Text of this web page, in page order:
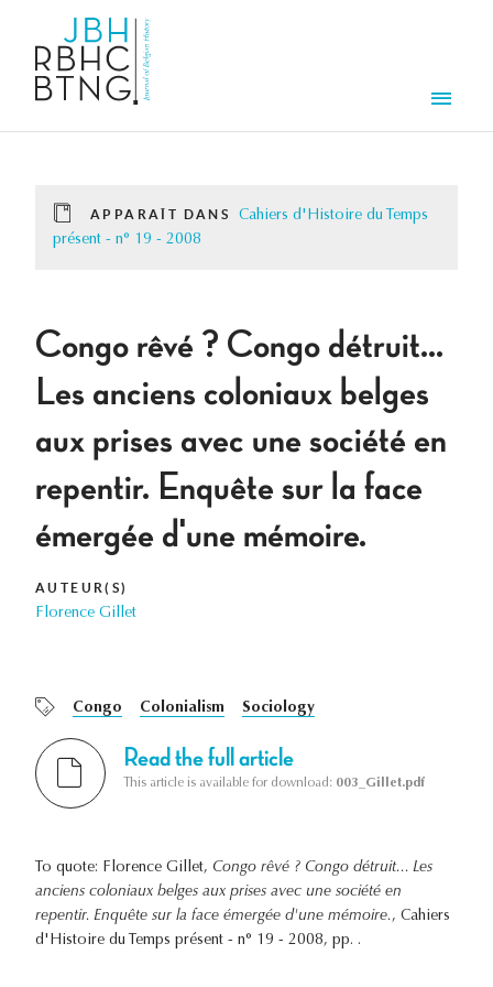
APPARAÎT DANS
Cahiers d'Histoire du Temps
présent - n° 19 - 2008
Congo rêvé ? Congo détruit...
Les anciens coloniaux belges
aux prises avec une société en
repentir. Enquête sur la face
émergée d'une mémoire.
AUTEUR(S)
Florence Gillet
Congo Colonialism Sociology
Read the full article
This article is available for download: 003_Gillet.pdf
To quote: Florence Gillet, Congo rêvé ? Congo détruit... Les
anciens coloniaux belges aux prises avec une société en
repentir. Enquête sur la face émergée d'une mémoire., Cahiers
d'Histoire du Temps présent - n° 19 - 2008, pp. .